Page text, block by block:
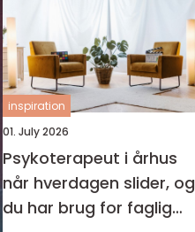
inspiration
01. July 2026
Psykoterapeut i århus
når hverdagen slider, og
du har brug for faglig